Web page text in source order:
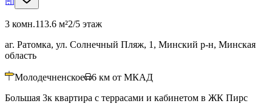
3 комн.113.6 м²2/5 этаж
аг. Ратомка, ул. Солнечный Пляж, 1, Минский р-н, Минская
область
Молодечненское 6 км от МКАД
Большая 3к квартира с террасами и кабинетом в ЖК Пирс